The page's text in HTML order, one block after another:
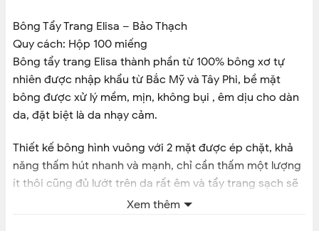
Bông Tẩy Trang Elisa – Bảo Thạch
Quy cách: Hộp 100 miếng
Bông tẩy trang Elisa thành phần từ 100% bông xơ tự
nhiên được nhập khẩu từ Bắc Mỹ và Tây Phi, bề mặt
bông được xử lý mềm, mịn, không bụi , êm dịu cho dàn
da, đặt biệt là da nhạy cảm.
Thiết kế bông hình vuông với 2 mặt được ép chặt, khả
năng thấm hút nhanh và mạnh, chỉ cần thấm một lượng
ít thôi cũng đủ lướt trên da rất êm và tẩy trang sạch sẽ
Xem thêm